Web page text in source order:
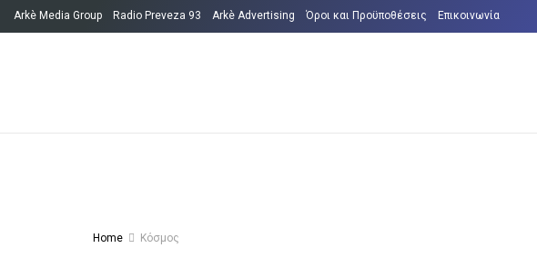
Arkè Media Group Radio Preveza 93 Arkè Advertising Όροι και Προϋποθέσεις Επικοινωνία
Home Κόσμος